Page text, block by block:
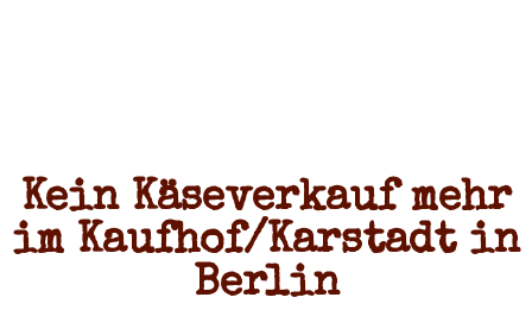
Kein Käseverkauf mehr
im Kaufhof/Karstadt in
Berlin